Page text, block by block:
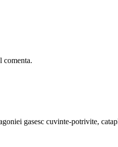
comenta.
gasesc cuvinte-potrivite,